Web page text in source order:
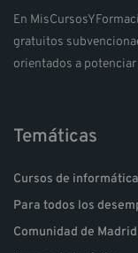
En
gratuitos
orientados a
Temáticas
Cursos de
Para todos los
Comunidad de Madrid